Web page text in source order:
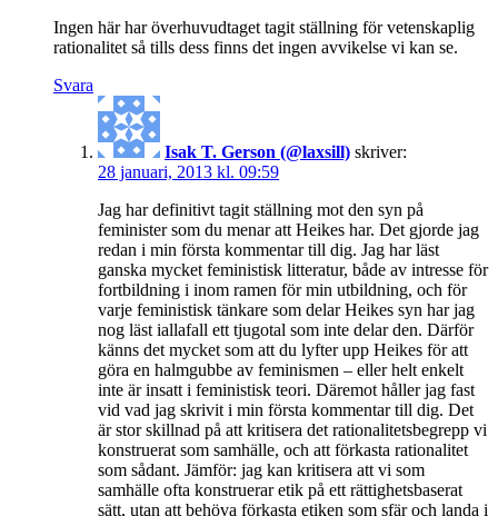
Ingen här har överhuvudtaget tagit ställning för vetenskaplig
rationalitet så tills dess finns det ingen avvikelse vi kan se.
Svara
Isak T. Gerson (@laxsill) skriver:
28 januari, 2013 kl. 09:59
Jag har definitivt tagit ställning mot den syn på
feminister som du menar att Heikes har. Det gjorde jag
redan i min första kommentar till dig. Jag har läst
ganska mycket feministisk litteratur, både av intresse för
fortbildning i inom ramen för min utbildning, och för
varje feministisk tänkare som delar Heikes syn har jag
nog läst iallafall ett tjugotal som inte delar den. Därför
känns det mycket som att du lyfter upp Heikes för att
göra en halmgubbe av feminismen – eller helt enkelt
inte är insatt i feministisk teori. Däremot håller jag fast
vid vad jag skrivit i min första kommentar till dig. Det
är stor skillnad på att kritisera det rationalitetsbegrepp vi
konstruerat som samhälle, och att förkasta rationalitet
som sådant. Jämför: jag kan kritisera att vi som
samhälle ofta konstruerar etik på ett rättighetsbaserat
sätt, utan att behöva förkasta etiken som sfär och landa i